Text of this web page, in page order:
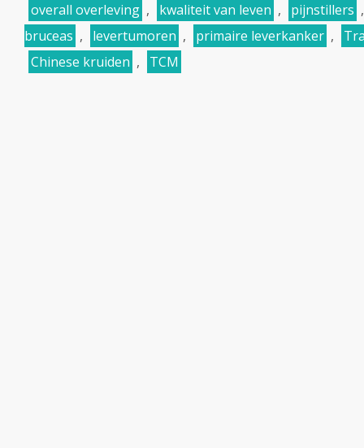
overall overleving , kwaliteit van leven , pijnstillers
bruceas , levertumoren , primaire leverkanker ,
Chinese kruiden , TCM